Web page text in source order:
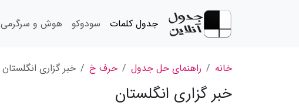
جدول کلمات سودوکو هوش و سرگرمی
خانه راهنمای حل جدول حرف خ خبر گزاری انگلستان
خبر گزاری انگلستان